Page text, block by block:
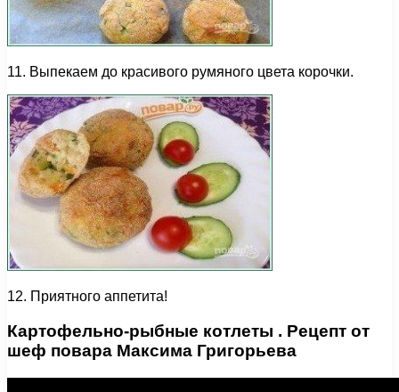
11. Выпекаем до красивого румяного цвета корочки.
12. Приятного аппетита!
Картофельно-рыбные котлеты . Рецепт от
шеф повара Максима Григорьева